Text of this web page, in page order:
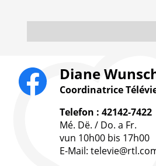
Diane
Coordinatrice
Telefon : 42142-7422
Mé. Dë. / Do. a Fr.
vun 10h00 bis 17h00
E-Mail: